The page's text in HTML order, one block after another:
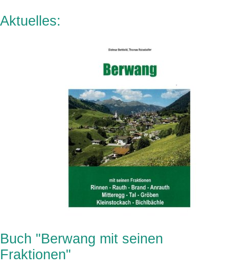
Aktuelles:
Buch "Berwang mit seinen
Fraktionen"